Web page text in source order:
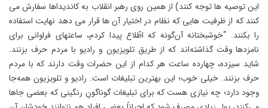
این توصیه ها توجه کنند) از همین روی رهبر انقلاب به کاندیداها سفارش می
کنند که از ظرفیت هایی که نظام در اختیار آن ها قرار می دهد نهایت استفاده
را بکنند. “خوشبختانه آن‌گونه كه اطّلاع پيدا كردم، ساعتهاى فراوانى براى
نامزدها وقت گذاشته‌اند كه از طريق تلويزيون و راديو با مردم حرف بزنند.
شايد سيزده، چهارده ساعت هر كدام از اين حضرات وقت دارند كه با مردم
حرف بزنند. خيلى خوب؛ اين بهترين تبليغات است. راديو و تلويزيون همه‌جا
وجود دارد؛ چه نيازى هست كه براى تبليغات گوناگونِ رنگينى كه بعضى جاها